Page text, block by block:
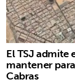
El TSJ admite
mantener
Cabras